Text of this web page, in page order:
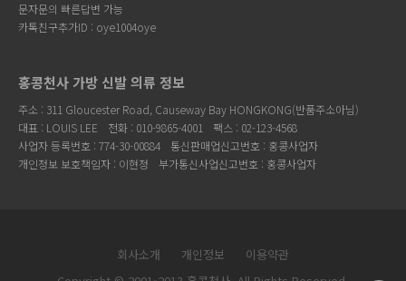
문자문의 빠른답변 가능
카톡친구추가ID : oye1004oye
홍콩천사 가방 신발 의류 정보
주소 : 311 Gloucester Road, Causeway Bay HONGKONG(반품주소아님)
대표 : LOUIS LEE
전화 : 010-9865-4001
팩스 : 02-123-4568
사업자 등록번호 : 774-30-00884
통신판매업신고번호 : 홍콩사업자
개인정보 보호책임자 : 이현정
부가통신사업신고번호 : 홍콩사업자
회사소개 개인정보
이용약관